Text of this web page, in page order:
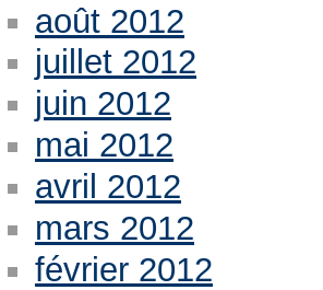
août 2012
juillet 2012
juin 2012
mai 2012
avril 2012
mars 2012
février 2012